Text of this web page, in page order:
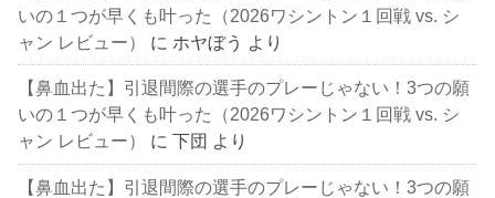
いの１つが早くも叶った（2026ワシントン１回戦 vs. シ
ャン レビュー）
に ホヤぼう より
【鼻血出た】引退間際の選手のプレーじゃない！3つの願
いの１つが早くも叶った（2026ワシントン１回戦 vs. シ
ャン レビュー）
に下団 より
【鼻血出た】引退間際の選手のプレーじゃない！3つの願